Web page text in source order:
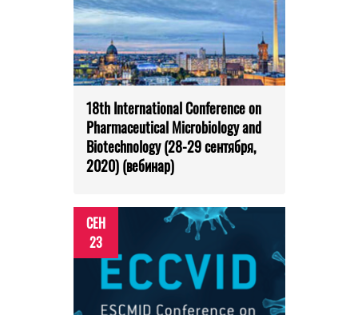
18th International Conference on
Pharmaceutical Microbiology and
Biotechnology (28-29 сентября,
2020) (вебинар)
СЕН
23